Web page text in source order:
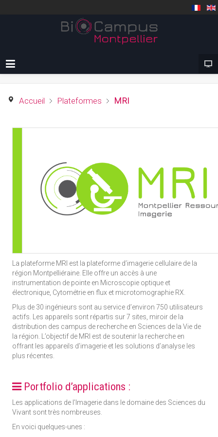
Accueil Plateformes MRI
La plateforme MRI est la plateforme d’imagerie cellulaire de la
région Montpelliéraine. Elle offre un accès à une
instrumentation de pointe en Microscopie optique et
électronique, Cytométrie en flux et microtomographie RX.
Plus de 30 ingénieurs sont au service d’environ 750 utilisateurs
actifs. Les appareils sont répartis sur 7 sites, miroir de la
distribution des campus de recherche en Sciences de la Vie de
la région. L’objectif de MRI est de soutenir la recherche en
offrant les appareils d’imagerie et les solutions d’analyse les
plus récentes.
Portfolio d’applications :
Les applications de l’Imagerie dans le domaine des Sciences du
Vivant sont très nombreuses.
En voici quelques-unes :